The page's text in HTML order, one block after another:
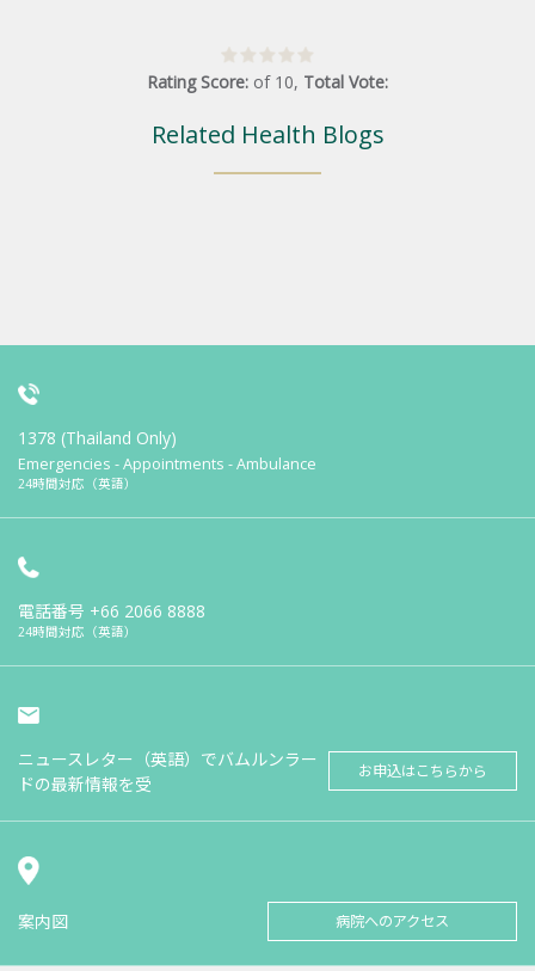
Rating Score: of 10, Total Vote:
Related Health Blogs
1378 (Thailand Only)
Emergencies - Appointments - Ambulance
24時間対応（英語）
電話番号 +66 2066 8888
24時間対応（英語）
ニュースレター（英語）でバムルンラー
ドの最新情報を受
お申込はこちらから
案内図 病院へのアクセス